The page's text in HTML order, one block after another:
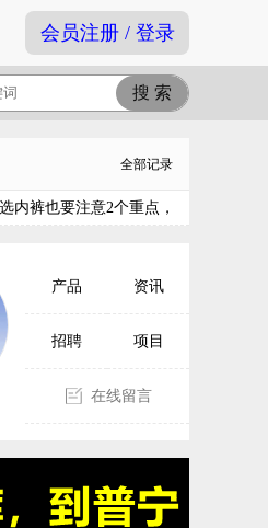
会员注册 / 登录
全部记录
内裤也要注意2个重点，
产品 资讯
招聘 项目
在线留言